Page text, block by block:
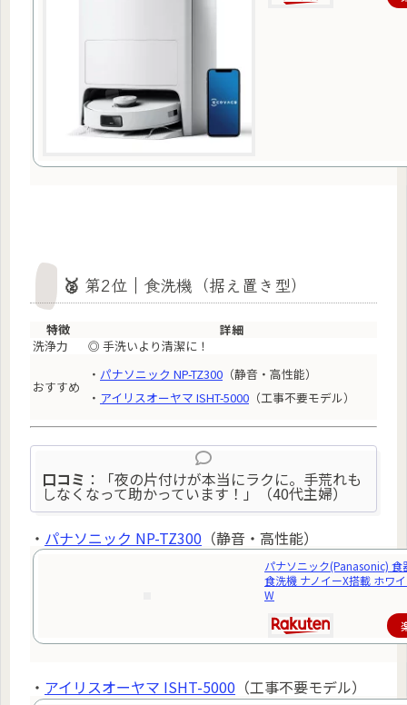
🥈 第2位｜食洗機（据え置き型）
特徴
詳細
洗浄力
◎ 手洗いより清潔に！
おすすめ
・ パナソニック NP-TZ300 （静音・高性能）
・ アイリスオーヤマ ISHT-5000 （工事不要モデル）
口コミ ：「夜の片付けが本当にラクに。手荒れも
しなくなって助かっています！」（40代主婦）
・ パナソニック NP-TZ300 （静音・高性能）
パナソニック(Panasonic) 食
食洗機 ナノイーX搭載 ホワ
W
・ アイリスオーヤマ ISHT-5000 （工事不要モデル）